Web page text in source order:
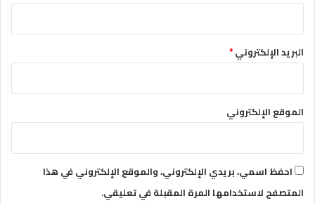
البريد الإلكتروني*
الموقع الإلكتروني
احفظ اسمي، بريدي الإلكتروني، والموقع الإلكتروني في هذا
المتصفح لاستخدامها المرة المقبلة في تعليقي.